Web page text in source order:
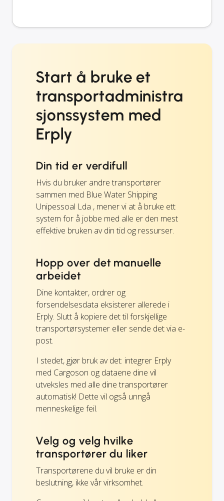
Start å bruke et
transportadministra
sjonssystem med
Erply
Din tid er verdifull
Hvis du bruker andre transportører
sammen med Blue Water Shipping
Unipessoal Lda , mener vi at å bruke ett
system for å jobbe med alle er den mest
effektive bruken av din tid og ressurser.
Hopp over det manuelle
arbeidet
Dine kontakter, ordrer og
forsendelsesdata eksisterer allerede i
Erply. Slutt å kopiere det til forskjellige
transportørsystemer eller sende det via e-
post.
I stedet, gjør bruk av det: integrer Erply
med Cargoson og dataene dine vil
utveksles med alle dine transportører
automatisk! Dette vil også unngå
menneskelige feil.
Velg og velg hvilke
transportører du liker
Transportørene du vil bruke er din
beslutning, ikke vår virksomhet.